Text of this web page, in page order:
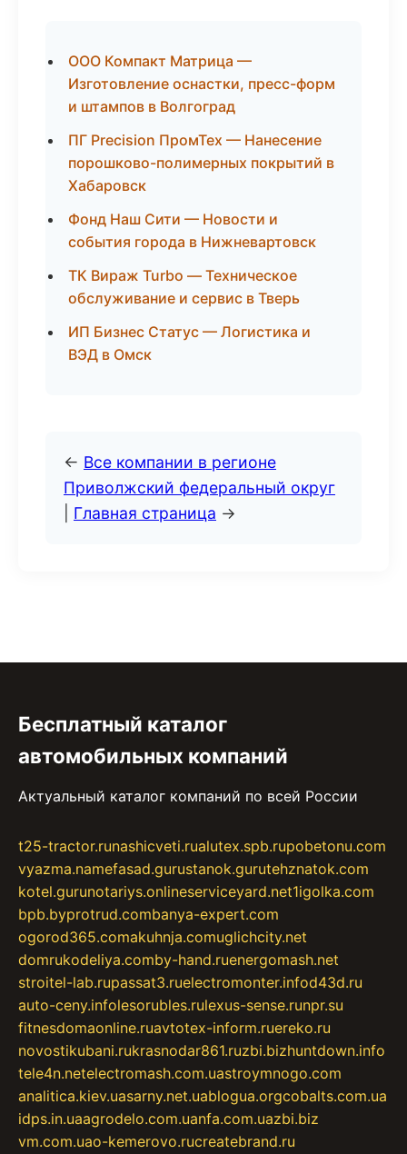
ООО Компакт Матрица —
Изготовление оснастки, пресс-форм
и штампов в Волгоград
ПГ Precision ПромТех — Нанесение
порошково-полимерных покрытий в
Хабаровск
Фонд Наш Сити — Новости и
события города в Нижневартовск
ТК Вираж Turbo — Техническое
обслуживание и сервис в Тверь
ИП Бизнес Статус — Логистика и
ВЭД в Омск
← Все компании в регионе
Приволжский федеральный округ
Главная страница →
Бесплатный каталог
автомобильных компаний
Актуальный каталог компаний по всей России
t25-tractor.runashicveti.rualutex.spb.rupobetonu.com
vyazma.namefasad.gurustanok.gurutehznatok.com
kotel.gurunotariys.onlineserviceyard.net1igolka.com
bpb.byprotrud.combanya-expert.com
ogorod365.comakuhnja.comuglichcity.net
domrukodeliya.comby-hand.ruenergomash.net
stroitel-lab.rupassat3.ruelectromonter.infod43d.ru
auto-ceny.infolesorubles.rulexus-sense.runpr.su
fitnesdomaonline.ruavtotex-inform.ruereko.ru
novostikubani.rukrasnodar861.ruzbi.bizhuntdown.info
tele4n.netelectromash.com.uastroymnogo.com
analitica.kiev.uasarny.net.uablogua.orgcobalts.com.ua
idps.in.uaagrodelo.com.uanfa.com.uazbi.biz
vm.com.uao-kemerovo.rucreatebrand.ru